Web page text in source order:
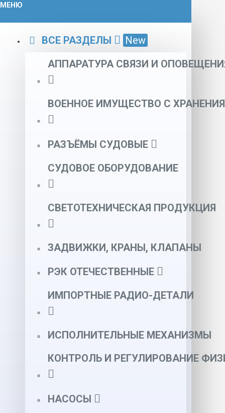
МЕНЮ
ВСЕ РАЗДЕЛЫ
New
АППАРАТУРА СВЯЗИ И
ВОЕННОЕ ИМУЩЕСТВО С ХРАНЕНИЯ
РАЗЪЁМЫ СУДОВЫЕ
СУДОВОЕ ОБОРУДОВАНИЕ
СВЕТОТЕХНИЧЕСКАЯ ПРОДУКЦИЯ
ЗАДВИЖКИ, КРАНЫ, КЛАПАНЫ
РЭК ОТЕЧЕСТВЕННЫЕ
ИМПОРТНЫЕ РАДИО-ДЕТАЛИ
ИСПОЛНИТЕЛЬНЫЕ МЕХАНИЗМЫ
КОНТРОЛЬ И РЕГУЛИРОВАНИЕ
НАСОСЫ